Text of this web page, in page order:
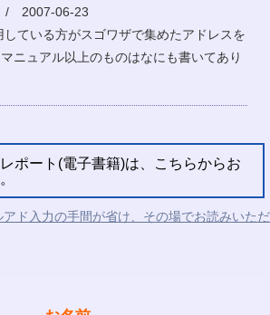
/ 2007-06-23
している方がスゴワザで集めたアドレスを
ニュアル以上のものはなにも書いてあり
ポート(電子書籍)は、こちらからお
ド入力の手間が省け、その場でお読みいただ